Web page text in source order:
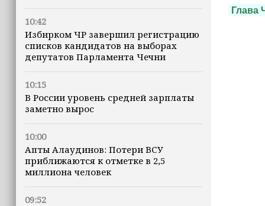
10:42
Избирком ЧР завершил регистрацию
списков кандидатов на выборах
депутатов Парламента Чечни
10:15
В России уровень средней зарплаты
заметно вырос
10:00
Апты Алаудинов: Потери ВСУ
приближаются к отметке в 2,5
миллиона человек
09:52
Глава